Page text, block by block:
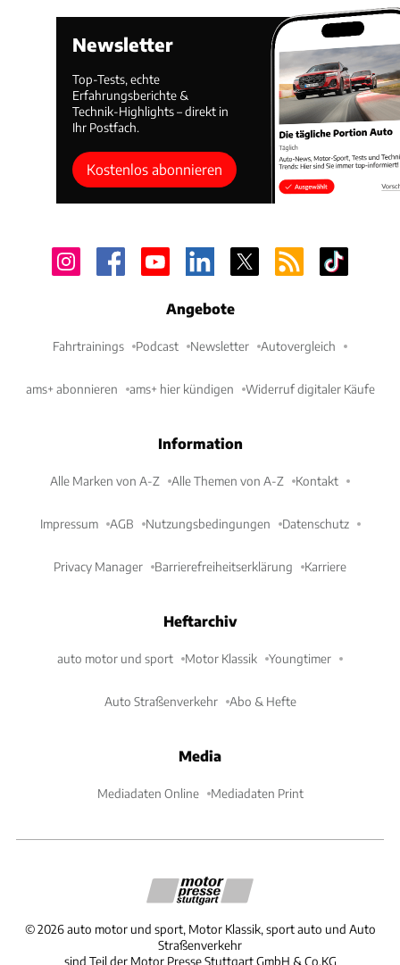
Newsletter
Top-Tests, echte
Erfahrungsberichte &
Technik-Highlights – direkt in
Ihr Postfach.
Kostenlos abonnieren
Angebote
Fahrtrainings Podcast Newsletter Autovergleich
ams+ abonnieren ams+ hier kündigen Widerruf digitaler Käufe
Information
Alle Marken von A-Z Alle Themen von A-Z Kontakt
Impressum AGB Nutzungsbedingungen Datenschutz
Privacy Manager Barrierefreiheitserklärung Karriere
Heftarchiv
auto motor und sport Motor Klassik Youngtimer
Auto Straßenverkehr Abo & Hefte
Media
Mediadaten Online Mediadaten Print
©2026 auto motor und sport, Motor Klassik, sport auto und Auto
Straßenverkehr
sind Teil der Motor Presse Stuttgart GmbH & Co.KG